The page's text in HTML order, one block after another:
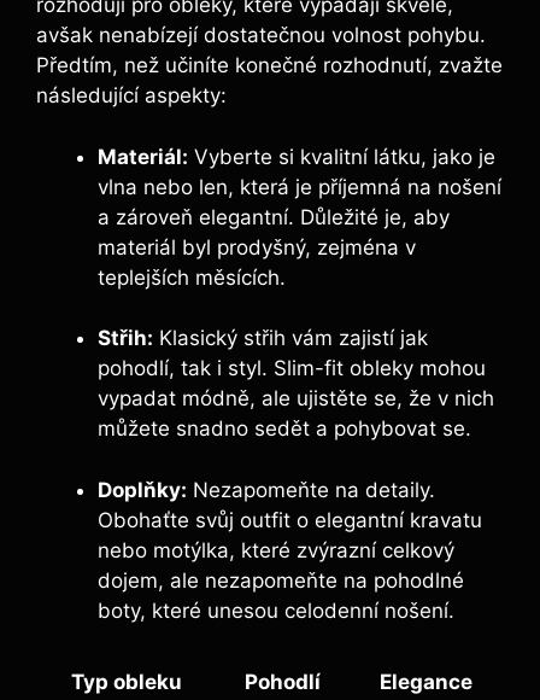
rozhodují pro obleky, které vypadají skvěle,
avšak nenabízejí dostatečnou volnost pohybu.
Předtím, než učiníte konečné rozhodnutí, zvažte
následující aspekty:
Materiál: Vyberte si kvalitní látku, jako je
vlna nebo len, která je příjemná na nošení
a zároveň elegantní. Důležité je, aby
materiál byl prodyšný, zejména v
teplejších měsících.
Střih: Klasický střih vám zajistí jak
pohodlí, tak i styl. Slim-fit obleky mohou
vypadat módně, ale ujistěte se, že v nich
můžete snadno sedět a pohybovat se.
Doplňky: Nezapomeňte na detaily.
Obohaťte svůj outfit o elegantní kravatu
nebo motýlka, které zvýrazní celkový
dojem, ale nezapomeňte na pohodlné
boty, které unesou celodenní nošení.
Typ obleku Pohodlí Elegance